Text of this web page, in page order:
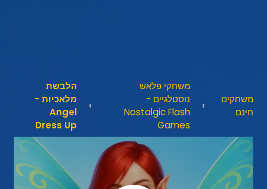
משחקים
חינם
משחקי פלאש
נוסטלגיים -
Nostalgic Flash
Games
הלבשת
מלאכיות -
Angel
Dress Up